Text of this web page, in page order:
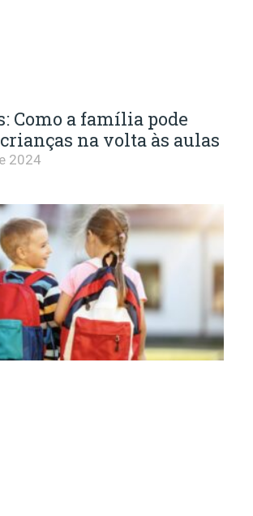
Como a família pode
na volta às aulas
2024